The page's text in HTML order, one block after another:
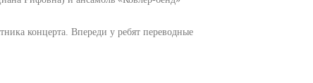
концерта. Впереди у ребят переводные